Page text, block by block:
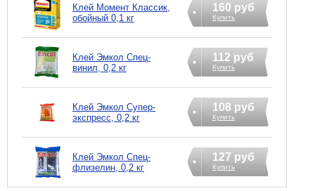
Клей Момент Классик,
обойный 0,1 кг
160 руб
Купить
Клей Эмкол Спец-
винил, 0,2 кг
112 руб
Купить
Клей Эмкол Супер-
экспресс, 0,2 кг
108 руб
Купить
Клей Эмкол Спец-
флизелин, 0,2 кг
127 руб
Купить